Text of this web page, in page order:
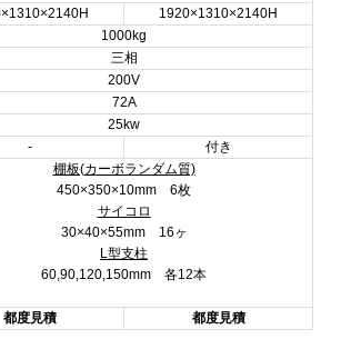
1920×1310×2140H
1000kg
三相
200V
72A
25kw
- 付き
棚板(カーボランダム質)
450×350×10mm 6枚
サイコロ
30×40×55mm 16ヶ
L型支柱
60,90,120,150mm 各12本
都度見積 都度見積